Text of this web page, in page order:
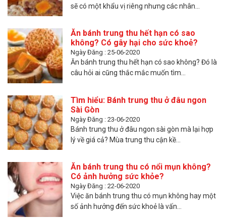
sẽ có một khẩu vị riêng nhưng các nhân...
Ăn bánh trung thu hết hạn có sao
không? Có gây hại cho sức khoẻ?
Ngày Đăng : 25-06-2020
Ăn bánh trung thu hết hạn có sao không? Đó là
câu hỏi ai cũng thắc mắc muốn tìm...
Tìm hiểu: Bánh trung thu ở đâu ngon
Sài Gòn
Ngày Đăng : 23-06-2020
Bánh trung thu ở đâu ngon sài gòn mà lại hợp
lý về giá cả? Mùa trung thu cận kề...
Ăn bánh trung thu có nổi mụn không?
Có ảnh hưởng sức khỏe?
Ngày Đăng : 22-06-2020
Việc ăn bánh trung thu có mụn không hay một
số ảnh hưởng đến sức khoẻ là vấn...